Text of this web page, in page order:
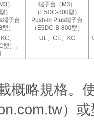
）
）
端子台
）
端子台（M3）
（E5DC-800型）
Push-In Plus端子台
（E5DC-B-800型）
、
）、
UL、CE、KC
概略規格。
）